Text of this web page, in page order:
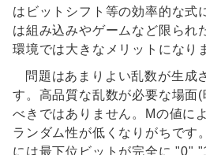
はビットシフト等の効率的な式
は組み込みやゲームなど限られ
環境では大きなメリットになり
問題はあまりよい乱数が生成
す。高品質な乱数が必要な場面
べきではありません。Mの値に
ランダム性が低くなりがちです
には最下位ビットが完全に "0"